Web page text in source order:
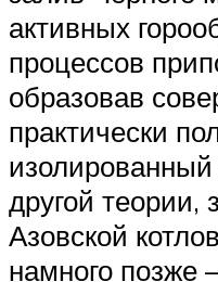
активных
процессов
образовав
практически
другой теории,
Азовской
намного позже